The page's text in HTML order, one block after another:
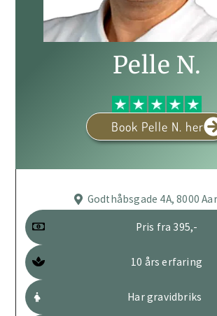
Pelle N.
Book Pelle N. her
Godthåbsgade 4A, 8000
Pris fra 395,-
10 års erfaring
Har gravidbriks